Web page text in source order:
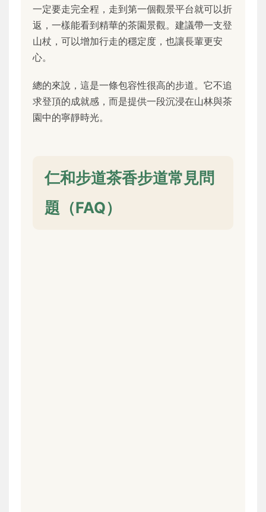
一定要走完全程，走到第一個觀景平台就可以折
返，一樣能看到精華的茶園景觀。建議帶一支登
山杖，可以增加行走的穩定度，也讓長輩更安
心。
總的來說，這是一條包容性很高的步道。它不追
求登頂的成就感，而是提供一段沉浸在山林與茶
園中的寧靜時光。
仁和步道茶香步道常見問
題（FAQ）